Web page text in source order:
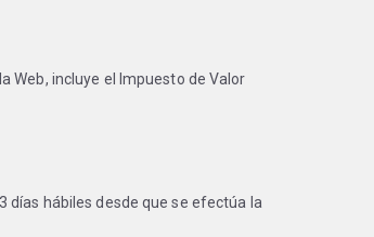
Web, incluye el Impuesto de Valor
días hábiles desde que se efectúa la